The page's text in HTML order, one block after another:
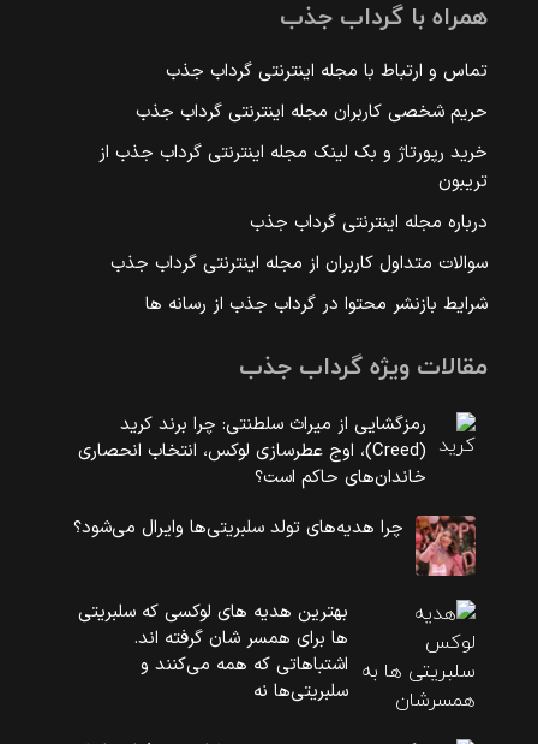
همراه با گرداب جذب
تماس و ارتباط با مجله اینترنتی گرداب جذب
حریم شخصی کاربران مجله اینترنتی گرداب جذب
خرید رپورتاژ و بک لینک مجله اینترنتی گرداب جذب از
تریبون
درباره مجله اینترنتی گرداب جذب
سوالات متداول کاربران از مجله اینترنتی گرداب جذب
شرایط بازنشر محتوا در گرداب جذب از رسانه ها
مقالات ویژه گرداب جذب
رمزگشایی از میراث سلطنتی: چرا برند کرید
(Creed)، اوج عطرسازی لوکس، انتخاب انحصاری
خاندان‌های حاکم است؟
چرا هدیه‌های تولد سلبریتی‌ها وایرال می‌شود؟
بهترین هدیه های لوکسی که سلبریتی
ها برای همسر شان گرفته اند.
اشتباهاتی که همه می‌کنند و
سلبریتی‌ها نه